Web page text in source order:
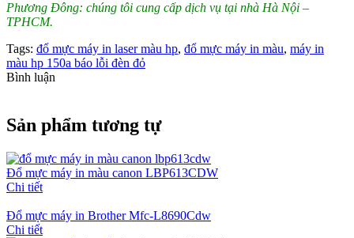
Phương Đông: chúng tôi cung cấp dịch vụ tại nhà Hà Nội –
TPHCM.
Tags: đổ mực máy in laser màu hp, đổ mực máy in màu, máy in
màu hp 150a báo lỗi đèn đỏ
Bình luận
Sản phẩm tương tự
Đổ mực máy in màu canon LBP613CDW
Chi tiết
Đổ mực máy in Brother Mfc-L8690Cdw
Chi tiết